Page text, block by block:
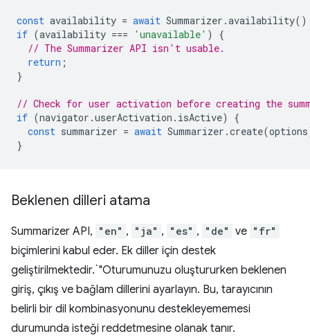
const availability = await Summarizer .availability
if (availability === 'unavailable' )
{
// The Summarizer API isn't usable.
return ;
}
// Check for user activation before creating the
if (navigator .userActivation . isActive)
{
const summarizer = await Summarizer .create(options
}
Beklenen dilleri atama
Summarizer API, "en" , "ja" , "es" , "de" ve "fr"
biçimlerini kabul eder. Ek diller için destek
geliştirilmektedir.`"Oturumunuzu oluştururken beklenen
giriş, çıkış ve bağlam dillerini ayarlayın. Bu, tarayıcının
belirli bir dil kombinasyonunu destekleyememesi
durumunda isteği reddetmesine olanak tanır.